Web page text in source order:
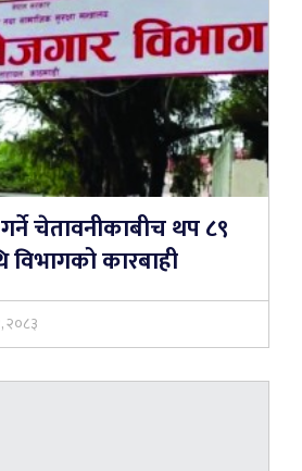
चेतावनीकाबीच थप ८९
विभागको कारबाही
२०८३